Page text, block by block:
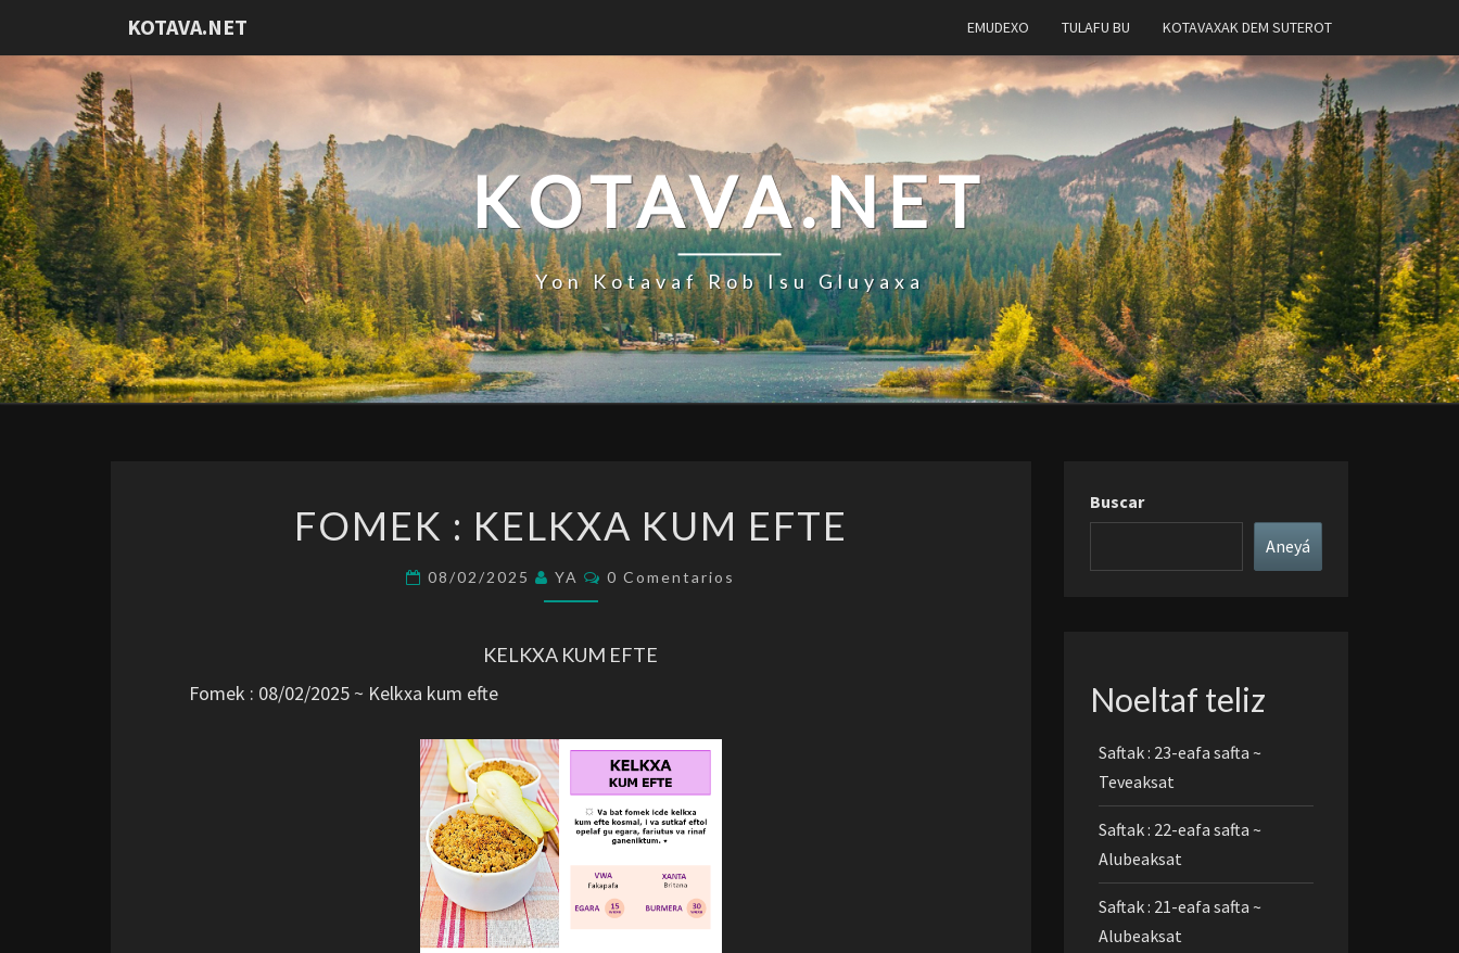
KOTAVA.NET EMUDEXO TULAFU BU KOTAVAXAK DEM SUTEROT
KOTAVA.NET
Yon Kotavaf Rob Isu Gluyaxa
FOMEK : KELKXA KUM EFTE
08/02/2025 YA Comentarios
0 Comentarios
KELKXA KUM EFTE
Fomek : 08/02/2025 ~ Kelkxa kum efte
Buscar
Aneyá
Noeltaf teliz
Saftak : 23-eafa safta ~
Teveaksat
Saftak : 22-eafa safta ~
Alubeaksat
Saftak : 21-eafa safta ~
Alubeaksat